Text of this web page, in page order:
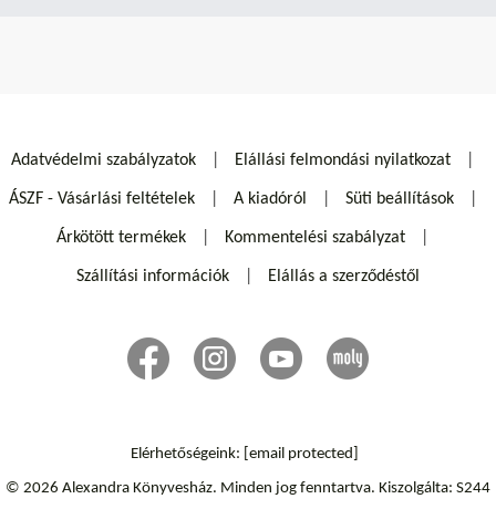
Adatvédelmi szabályzatok Elállási felmondási nyilatkozat
ÁSZF - Vásárlási feltételek A kiadóról Süti beállítások
Árkötött termékek Kommentelési szabályzat
Szállítási információk Elállás a szerződéstől
Elérhetőségeink: [email protected]
© 2026 Alexandra Könyvesház. Minden jog fenntartva. Kiszolgálta: S244